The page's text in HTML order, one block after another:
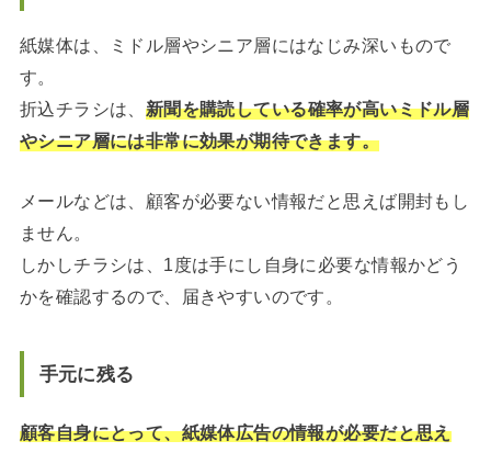
紙媒体は、ミドル層やシニア層にはなじみ深いもので
す。
折込チラシは、 新聞を購読している確率が高いミドル層
やシニア層には非常に効果が期待できます。
メールなどは、顧客が必要ない情報だと思えば開封もし
ません。
しかしチラシは、1度は手にし自身に必要な情報かどう
かを確認するので、届きやすいのです。
手元に残る
顧客自身にとって、紙媒体広告の情報が必要だと思え